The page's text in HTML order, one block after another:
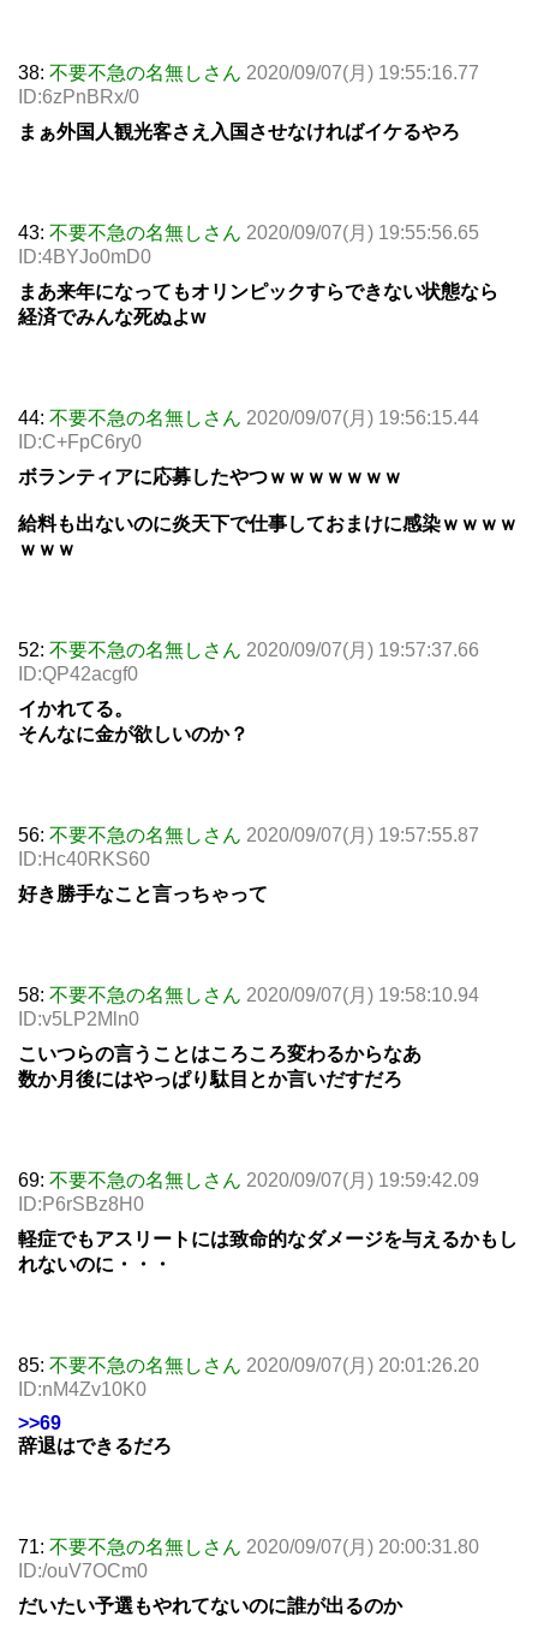
38: 不要不急の名無しさん 2020/09/07(月) 19:55:16.77
ID:6zPnBRx/0
まぁ外国人観光客さえ入国させなければイケるやろ
43: 不要不急の名無しさん 2020/09/07(月) 19:55:56.65
ID:4BYJo0mD0
まあ来年になってもオリンピックすらできない状態なら
経済でみんな死ぬよw
44: 不要不急の名無しさん 2020/09/07(月) 19:56:15.44
ID:C+FpC6ry0
ボランティアに応募したやつｗｗｗｗｗｗｗ
給料も出ないのに炎天下で仕事しておまけに感染ｗｗｗｗ
ｗｗｗ
52: 不要不急の名無しさん 2020/09/07(月) 19:57:37.66
ID:QP42acgf0
イかれてる。
そんなに金が欲しいのか？
56: 不要不急の名無しさん 2020/09/07(月) 19:57:55.87
ID:Hc40RKS60
好き勝手なこと言っちゃって
58: 不要不急の名無しさん 2020/09/07(月) 19:58:10.94
ID:v5LP2Mln0
こいつらの言うことはころころ変わるからなあ
数か月後にはやっぱり駄目とか言いだすだろ
69: 不要不急の名無しさん 2020/09/07(月) 19:59:42.09
ID:P6rSBz8H0
軽症でもアスリートには致命的なダメージを与えるかもし
れないのに・・・
85: 不要不急の名無しさん 2020/09/07(月) 20:01:26.20
ID:nM4Zv10K0
>>69
辞退はできるだろ
71: 不要不急の名無しさん 2020/09/07(月) 20:00:31.80
ID:/ouV7OCm0
だいたい予選もやれてないのに誰が出るのか